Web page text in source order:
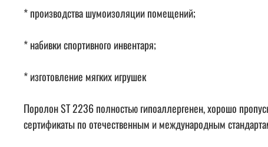
* производства шумоизоляции помещений;
* набивки спортивного инвентаря;
* изготовление мягких игрушек
Поролон ST 2236 полностью гипоаллергенен, хорошо
сертификаты по отечественным и международным